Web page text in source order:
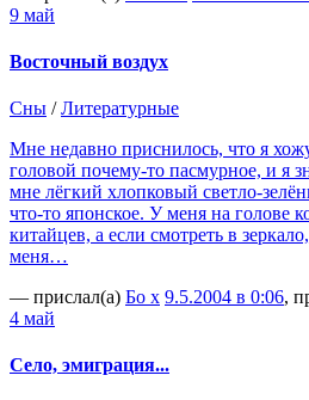
9 май
Восточный воздух
Сны /Литературные
Мне недавно приснилось, что я
головой почему-то пасмурное, и я
мне лёгкий хлопковый светло-
что-то японское. У меня на голове
китайцев, а если смотреть в
меня…
— прислал(а) Бо х 9.5.2004 в 0:06,
4 май
Село, эмиграция...